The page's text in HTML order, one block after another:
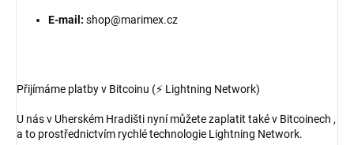
E-mail: shop@marimex.cz
Přijímáme platby v Bitcoinu (⚡ Lightning Network)
U nás v Uherském Hradišti nyní můžete zaplatit také v Bitcoinech ,
a to prostřednictvím rychlé technologie Lightning Network.